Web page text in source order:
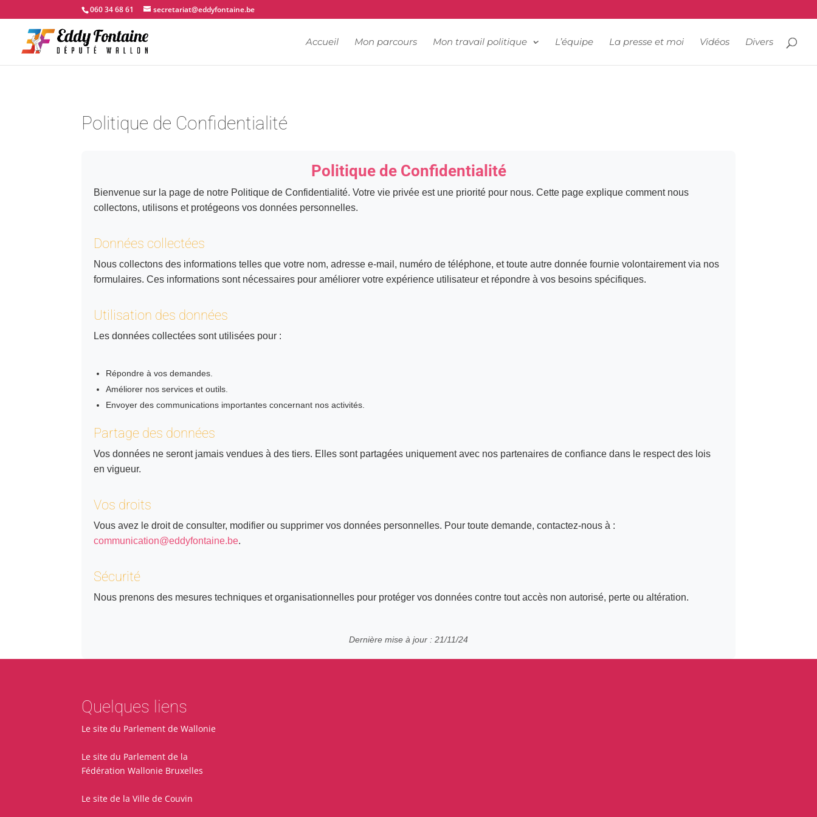
060 34 68 61 secretariat@eddyfontaine.be
Accueil Mon parcours Mon travail politique L’équipe La presse et moi Vidéos Divers
Politique de Confidentialité
Politique de Confidentialité
Bienvenue sur la page de notre Politique de Confidentialité. Votre vie privée est une priorité pour nous. Cette page explique comment nous
collectons, utilisons et protégeons vos données personnelles.
Données collectées
Nous collectons des informations telles que votre nom, adresse e-mail, numéro de téléphone, et toute autre donnée fournie volontairement via nos
formulaires. Ces informations sont nécessaires pour améliorer votre expérience utilisateur et répondre à vos besoins spécifiques.
Utilisation des données
Les données collectées sont utilisées pour :
Répondre à vos demandes.
Améliorer nos services et outils.
Envoyer des communications importantes concernant nos activités.
Partage des données
Vos données ne seront jamais vendues à des tiers. Elles sont partagées uniquement avec nos partenaires de confiance dans le respect des lois
en vigueur.
Vos droits
Vous avez le droit de consulter, modifier ou supprimer vos données personnelles. Pour toute demande, contactez-nous à :
communication@eddyfontaine.be.
Sécurité
Nous prenons des mesures techniques et organisationnelles pour protéger vos données contre tout accès non autorisé, perte ou altération.
Dernière mise à jour : 21/11/24
Quelques liens
Le site du Parlement de Wallonie
Le site du Parlement de la
Fédération Wallonie Bruxelles
Le site de la Ville de Couvin